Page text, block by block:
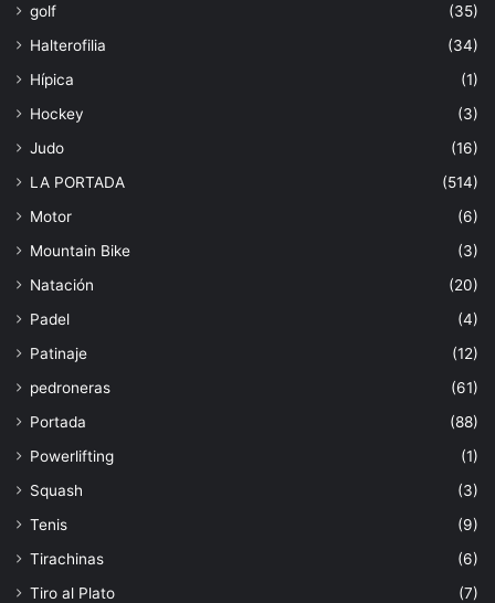
golf
(35)
Halterofilia
(34)
Hípica
(1)
Hockey
(3)
Judo
(16)
LA PORTADA
(514)
Motor
(6)
Mountain Bike
(3)
Natación
(20)
Padel
(4)
Patinaje
(12)
pedroneras
(61)
Portada
(88)
Powerlifting
(1)
Squash
(3)
Tenis
(9)
Tirachinas
(6)
Tiro al Plato
(7)